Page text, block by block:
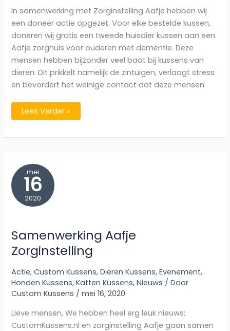
In samenwerking met Zorginstelling Aafje hebben wij
een doneer actie opgezet. Voor elke bestelde kussen,
doneren wij gratis een tweede huisdier kussen aan een
Aafje zorghuis voor ouderen met dementie. Deze
mensen hebben bijzonder veel baat bij kussens van
dieren. Dit prikkelt namelijk de zintuigen, verlaagt stress
en bevordert het weinige contact dat deze mensen
Facebook
Win
GRATIS
Lees Verder »
mei
16
2020
Samenwerking Aafje
Zorginstelling
Actie,Custom Kussens,Dieren Kussens,Evenement,
Honden Kussens,Katten Kussens,Nieuws / Door
Custom Kussens /mei 16, 2020
Lieve mensen, We hebben heel erg leuk nieuws;
CustomKussens.nl en zorginstelling Aafje gaan samen